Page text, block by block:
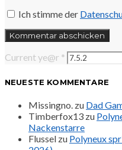
Ich stimme der
Current ye@r *
NEUESTE KOMMENTARE
Missingno. zu Dad
Timberfox13 zu
Nackenstarre
Flussel zu Polyneux